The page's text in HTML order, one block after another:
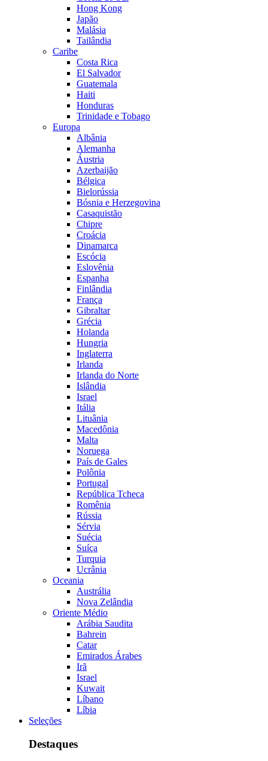
Hong Kong
Japão
Malásia
Tailândia
Caribe
Costa Rica
El Salvador
Guatemala
Haiti
Honduras
Trinidade e Tobago
Europa
Albânia
Alemanha
Áustria
Azerbaijão
Bélgica
Bielorússia
Bósnia e Herzegovina
Casaquistão
Chipre
Croácia
Dinamarca
Escócia
Eslovênia
Espanha
Finlândia
França
Gibraltar
Grécia
Holanda
Hungria
Inglaterra
Irlanda
Irlanda do Norte
Islândia
Israel
Itália
Lituânia
Macedônia
Malta
Noruega
País de Gales
Polônia
Portugal
República Tcheca
Romênia
Rússia
Sérvia
Suécia
Suíça
Turquia
Ucrânia
Oceania
Austrália
Nova Zelândia
Oriente Médio
Arábia Saudita
Bahrein
Catar
Emirados Árabes
Irã
Israel
Kuwait
Líbano
Líbia
Seleções
Destaques